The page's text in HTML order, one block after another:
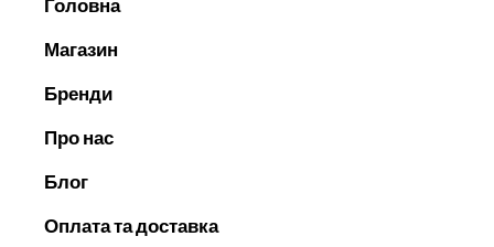
Головна
Магазин
Бренди
Про нас
Блог
Оплата та доставка